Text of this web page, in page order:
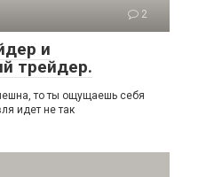
2
и
трейдер.
то ты ощущаешь себя
идет не так